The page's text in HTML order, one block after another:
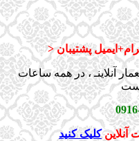
پشتیبان <
آنلاینـ ، در همه ساعات
کلیک کنید